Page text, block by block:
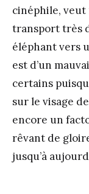
cinéphile,
transport très
éléphant vers
est d’un
certains
sur le visage
encore un
rêvant de
jusqu’à